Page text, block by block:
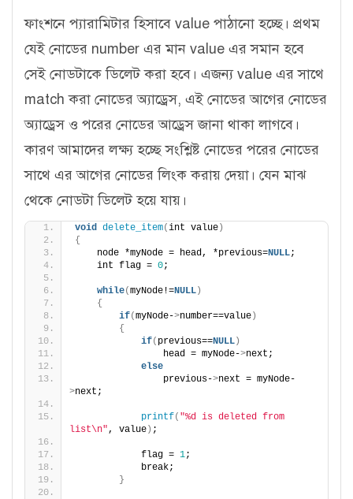
ফাংশনে প্যারামিটার হিসাবে value পাঠানো হচ্ছে। প্রথম
যেই নোডের number এর মান value এর সমান হবে
সেই নোডটাকে ডিলেট করা হবে। এজন্য value এর সাথে
match করা নোডের অ্যাড্রেস, এই নোডের আগের নোডের
অ্যাড্রেস ও পরের নোডের আড্রেস জানা থাকা লাগবে।
কারণ আমাদের লক্ষ্য হচ্ছে সংশ্লিষ্ট নোডের পরের নোডের
সাথে এর আগের নোডের লিংক করায় দেয়া। যেন মাঝ
থেকে নোডটা ডিলেট হয়ে যায়।
void delete_item(int value )
{
    node *myNode = head, *previous=
NULL;
    int flag =
0;
while(myNode!=NULL )
{
if(myNode->number==value )
{
if( previous==NULL )
                head = myNode-
>next;
else
                previous-
>next = myNode-
>next;
printf( "%d is deleted from
list\n", value ) ;
            flag =
1;
            break;
}